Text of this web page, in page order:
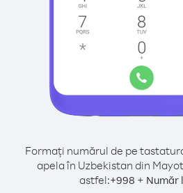
Formați numărul de pe
apela în Uzbekistan din
astfel:+998 + Număr